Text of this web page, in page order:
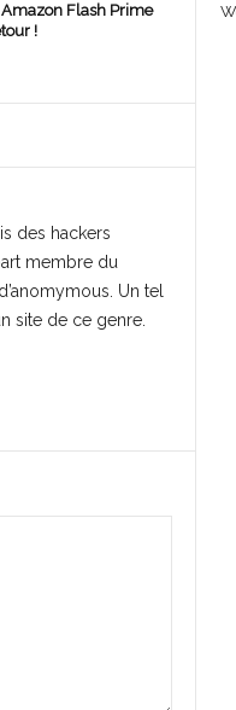
Amazon Flash Prime
!
des hackers
membre du
Un tel
site de ce genre.